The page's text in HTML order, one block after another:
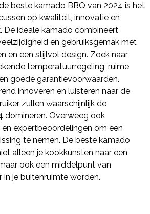
beste kamado BBQ van 2024 is het
op kwaliteit, innovatie en
De ideale kamado combineert
en gebruiksgemak met
en een stijlvol design. Zoek naar
temperatuurregeling, ruime
goede garantievoorwaarden.
innoveren en luisteren naar de
zullen waarschijnlijk de
domineren. Overweeg ook
en expertbeoordelingen om een
te nemen. De beste kamado
alleen je kookkunsten naar een
ook een middelpunt van
in je buitenruimte worden.